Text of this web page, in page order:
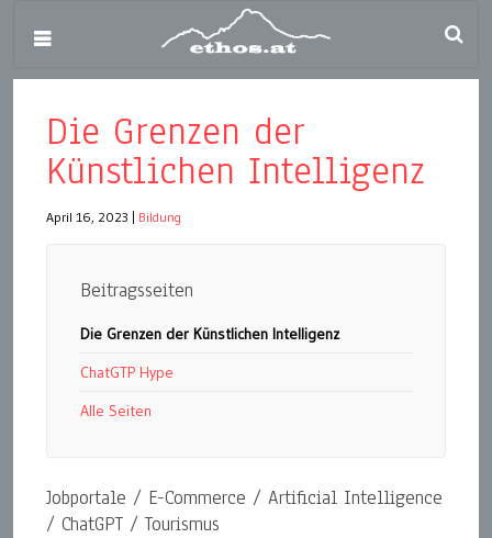
Die Grenzen der
Künstlichen Intelligenz
April 16, 2023 Bildung
Beitragsseiten
Die Grenzen der Künstlichen Intelligenz
ChatGTP Hype
Alle Seiten
Jobportale / E-Commerce / Artificial Intelligence
/ ChatGPT / Tourismus